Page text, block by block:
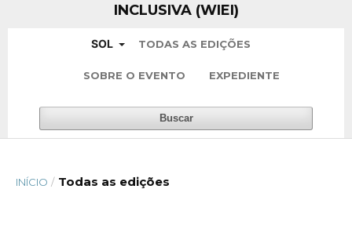
INCLUSIVA (WIEI)
SOL TODAS AS EDIÇÕES
SOBRE O EVENTO EXPEDIENTE
Buscar
INÍCIO / Todas as edições